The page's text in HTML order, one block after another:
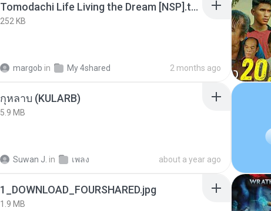
Tomodachi Life Living the Dream [NSP].torrent
252 KB
margob in My 4shared 2 months ago
กุหลาบ (KULARB)
5.9 MB
Suwan J. in เพลง about a year ago
1_DOWNLOAD_FOURSHARED.jpg
1.9 MB